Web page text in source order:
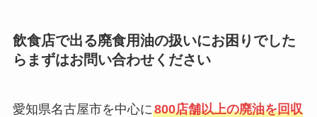
飲食店で出る廃食用油の扱いにお困りでした
らまずはお問い合わせください
愛知県名古屋市を中心に800店舗以上の廃油を回収